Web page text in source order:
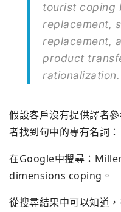
tourist coping
replacement,
replacement,
product
rationalization.
假設客戶沒有提供譯者
者找到句中的專有名詞：
在Google中搜尋：
dimensions coping。
從搜尋結果中可以知道